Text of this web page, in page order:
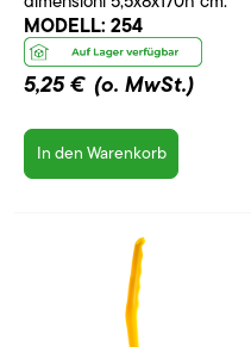
MODELL: 254
5,25 € (o. MwSt.)
In den Warenkorb